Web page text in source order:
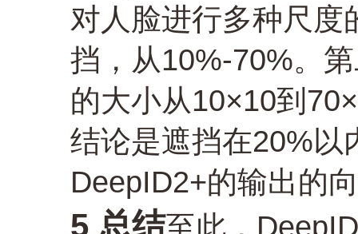
对人脸进行多种尺度
挡，从10%-70%。
的大小从10×10到
结论是遮挡在20%以
DeepID2+的输出的
5 总结至此，